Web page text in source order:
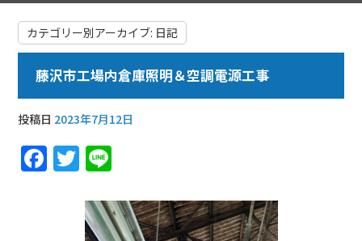
カテゴリー別アーカイブ: 日記
藤沢市工場内倉庫照明＆空調電源工事
投稿日 2023年7月12日
F
a
T
w
it e